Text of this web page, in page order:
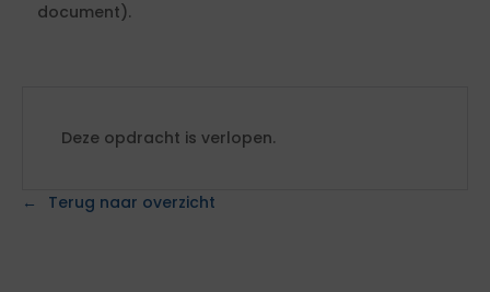
document).
Deze opdracht is verlopen.
Terug naar overzicht